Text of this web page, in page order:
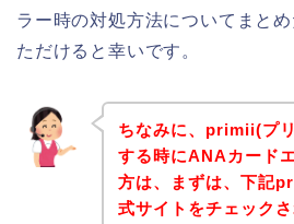
ラー時の対処方法についてまと
ただけると幸いです。
ちなみに、primii(プ
する時にANAカード
方は、まずは、下記
式サイトをチェック